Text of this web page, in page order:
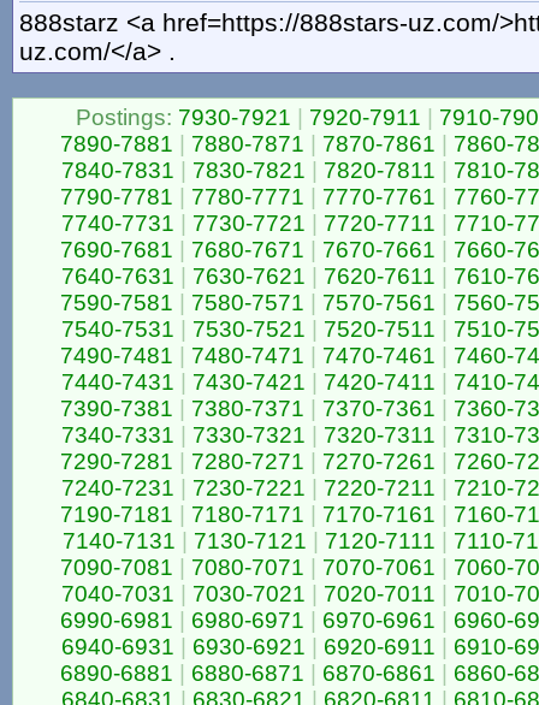
888starz <a href=https://888stars-uz.com/
uz.com/</a> .
Postings: 7930-7921 7920-7911
7910-
7890-7881
7880-7871 7870-7861
7860-
7840-7831
7830-7821 7820-7811
7810-
7790-7781
7780-7771 7770-7761
7760-
7740-7731
7730-7721 7720-7711
7710-
7690-7681
7680-7671 7670-7661
7660-
7640-7631
7630-7621 7620-7611
7610-
7590-7581
7580-7571 7570-7561
7560-
7540-7531
7530-7521 7520-7511
7510-
7490-7481
7480-7471 7470-7461
7460-
7440-7431
7430-7421 7420-7411
7410-
7390-7381
7380-7371 7370-7361
7360-
7340-7331
7330-7321 7320-7311
7310-
7290-7281
7280-7271 7270-7261
7260-
7240-7231
7230-7221 7220-7211
7210-
7190-7181
7180-7171 7170-7161
7160-
7140-7131
7130-7121 7120-7111
7110-
7090-7081
7080-7071 7070-7061
7060-
7040-7031
7030-7021 7020-7011
7010-
6990-6981
6980-6971 6970-6961
6960-
6940-6931
6930-6921 6920-6911
6910-
6890-6881
6880-6871 6870-6861
6860-
6840-6831
6830-6821 6820-6811 6810-